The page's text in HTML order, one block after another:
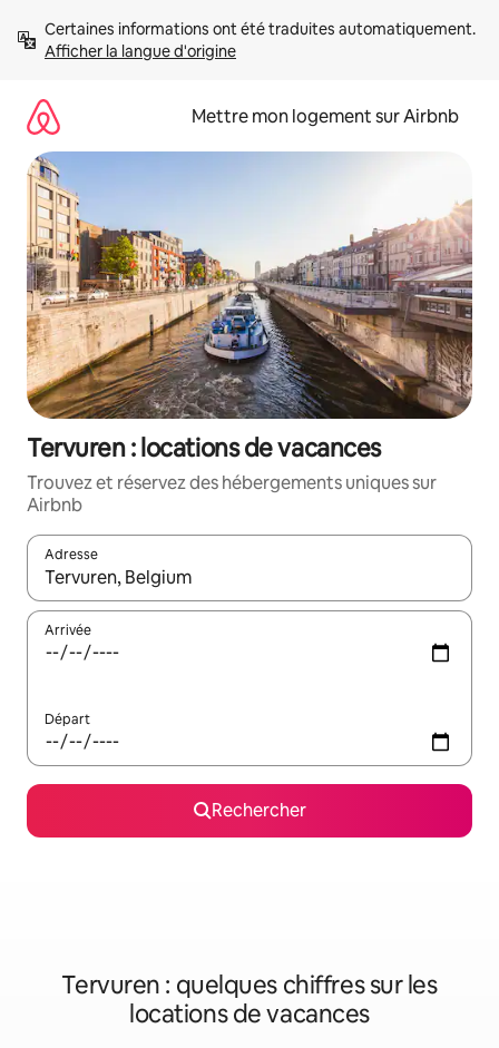
directement
Afficher la langue d'origine
Mettre mon logement sur Airbnb
Tervuren : locations de vacances
Trouvez et réservez des hébergements uniques sur
Airbnb
Adresse
Lorsque les résultats s'affichent, utilisez les flèches vers le
Arrivée
Départ
Rechercher
Tervuren : quelques chiffres sur les
locations de vacances